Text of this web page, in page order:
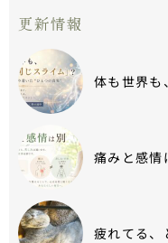
更新情報
体も世界も
痛みと感情
疲れてる、